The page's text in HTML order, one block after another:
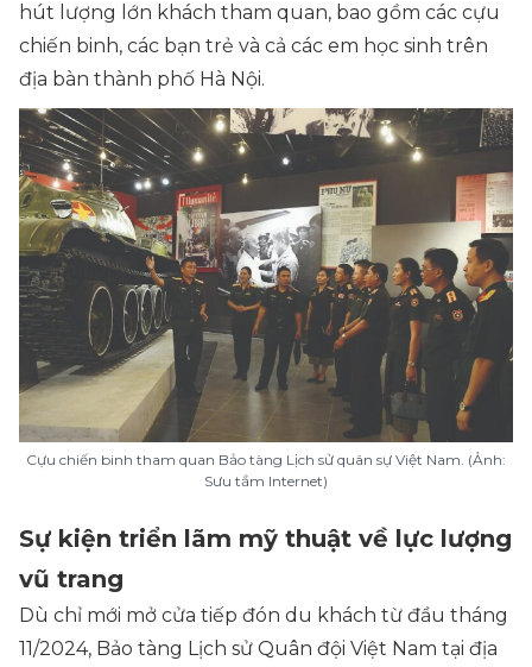
hút lượng lớn khách tham quan, bao gồm các cựu
chiến binh, các bạn trẻ và cả các em học sinh trên
địa bàn thành phố Hà Nội.
Cựu chiến binh tham quan Bảo tàng Lịch sử quân sự Việt Nam. (Ảnh:
Sưu tầm Internet)
Sự kiện triển lãm mỹ thuật về lực lượng
vũ trang
Dù chỉ mới mở cửa tiếp đón du khách từ đầu tháng
11/2024, Bảo tàng Lịch sử Quân đội Việt Nam tại địa